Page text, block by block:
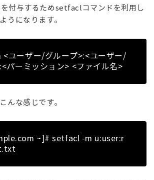
付与するためsetfaclコマンドを利用し
うになります。
ユーザー/グループ>:<ユーザー/
パーミッション> <ファイル名>
んな感じです。
~]# setfacl -m u:user:r